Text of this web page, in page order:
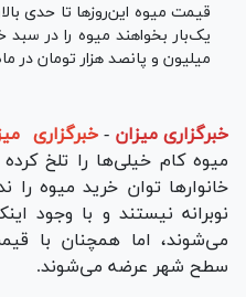
قیمت میوه این‌روز‌ها تا حدی
میلیون و پانصد هزار تومان در
خبرگزاری میزان - خبرگزاری
خانوارها توان خرید میوه را
نوبرانه نیستند و با وجود
می‌شوند، اما همچنان با
سطح شهر عرضه می‌شوند.